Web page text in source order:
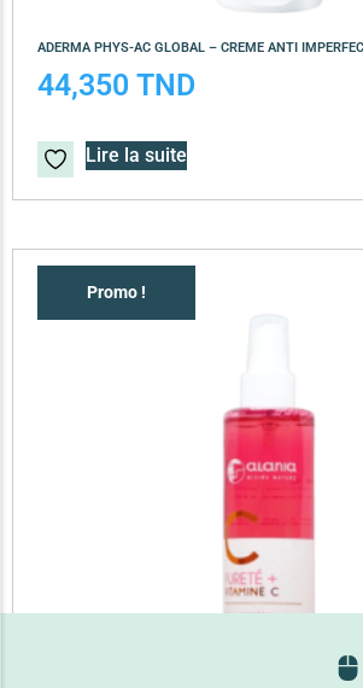
Promo !
ADERMA PHYS-AC GLOBAL – CREME ANTI
44,350 TND
Lire la suite